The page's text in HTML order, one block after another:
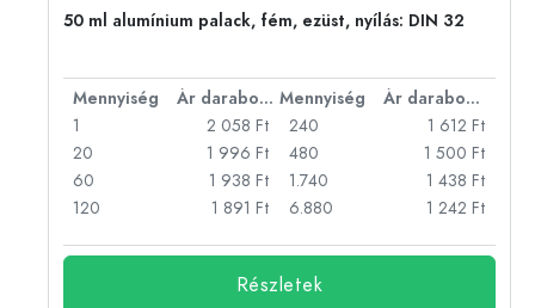
50 ml alumínium palack, fém, ezüst, nyílás: DIN 32
Mennyiség Ár darabonként Mennyiség
Ár darabonként
1
2 058 Ft
20
1 996 Ft
60
1 938 Ft
120
1 891 Ft
240
1 612 Ft
480
1 500 Ft
1.740
1 438 Ft
6.880
1 242 Ft
Részletek